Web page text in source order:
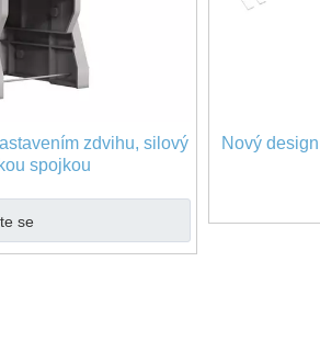
zdvihu, silový
spojkou
se
Nový